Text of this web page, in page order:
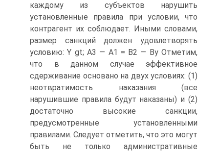
каждому из субъектов нарушить
установленные правила при условии, что
контрагент их соблюдает. Иными словами,
размер санкций должен удовлетворять
условию: Y gt; A3 — A1 = B2 — By Отметим,
что в данном случае эффективное
сдерживание основано на двух условиях: (1)
неотвратимость наказания (все
нарушившие правила будут наказаны) и (2)
достаточно высокие санкции,
предусмотренные установленными
правилами. Следует отметить, что это могут
быть не только административные